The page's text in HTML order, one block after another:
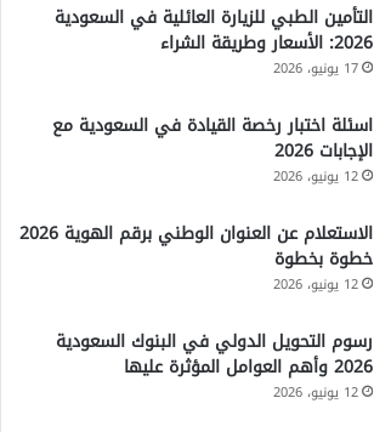
التأمين الطبي للزيارة العائلية في السعودية
2026: الأسعار وطريقة الشراء
17 يونيو، 2026
اسئلة اختبار رخصة القيادة في السعودية مع
الإجابات 2026
12 يونيو، 2026
الاستعلام عن العنوان الوطني برقم الهوية 2026
خطوة بخطوة
12 يونيو، 2026
رسوم التحويل الدولي في البنوك السعودية
2026 وأهم العوامل المؤثرة عليها
12 يونيو، 2026